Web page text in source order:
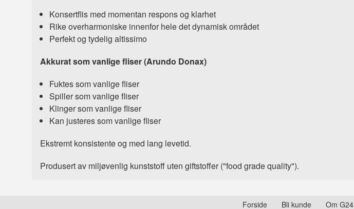
Konsertflis med momentan respons og klarhet
Rike overharmoniske innenfor hele det dynamisk området
Perfekt og tydelig altissimo
Akkurat som vanlige fliser (Arundo Donax)
Fuktes som vanlige fliser
Spiller som vanlige fliser
Klinger som vanlige fliser
Kan justeres som vanlige fliser
Ekstremt konsistente og med lang levetid.
Produsert av miljøvenlig kunststoff uten giftstoffer ("food grade quality").
Forside Bli kunde Om G24